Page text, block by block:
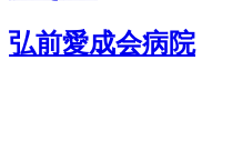
弘前愛成会病院